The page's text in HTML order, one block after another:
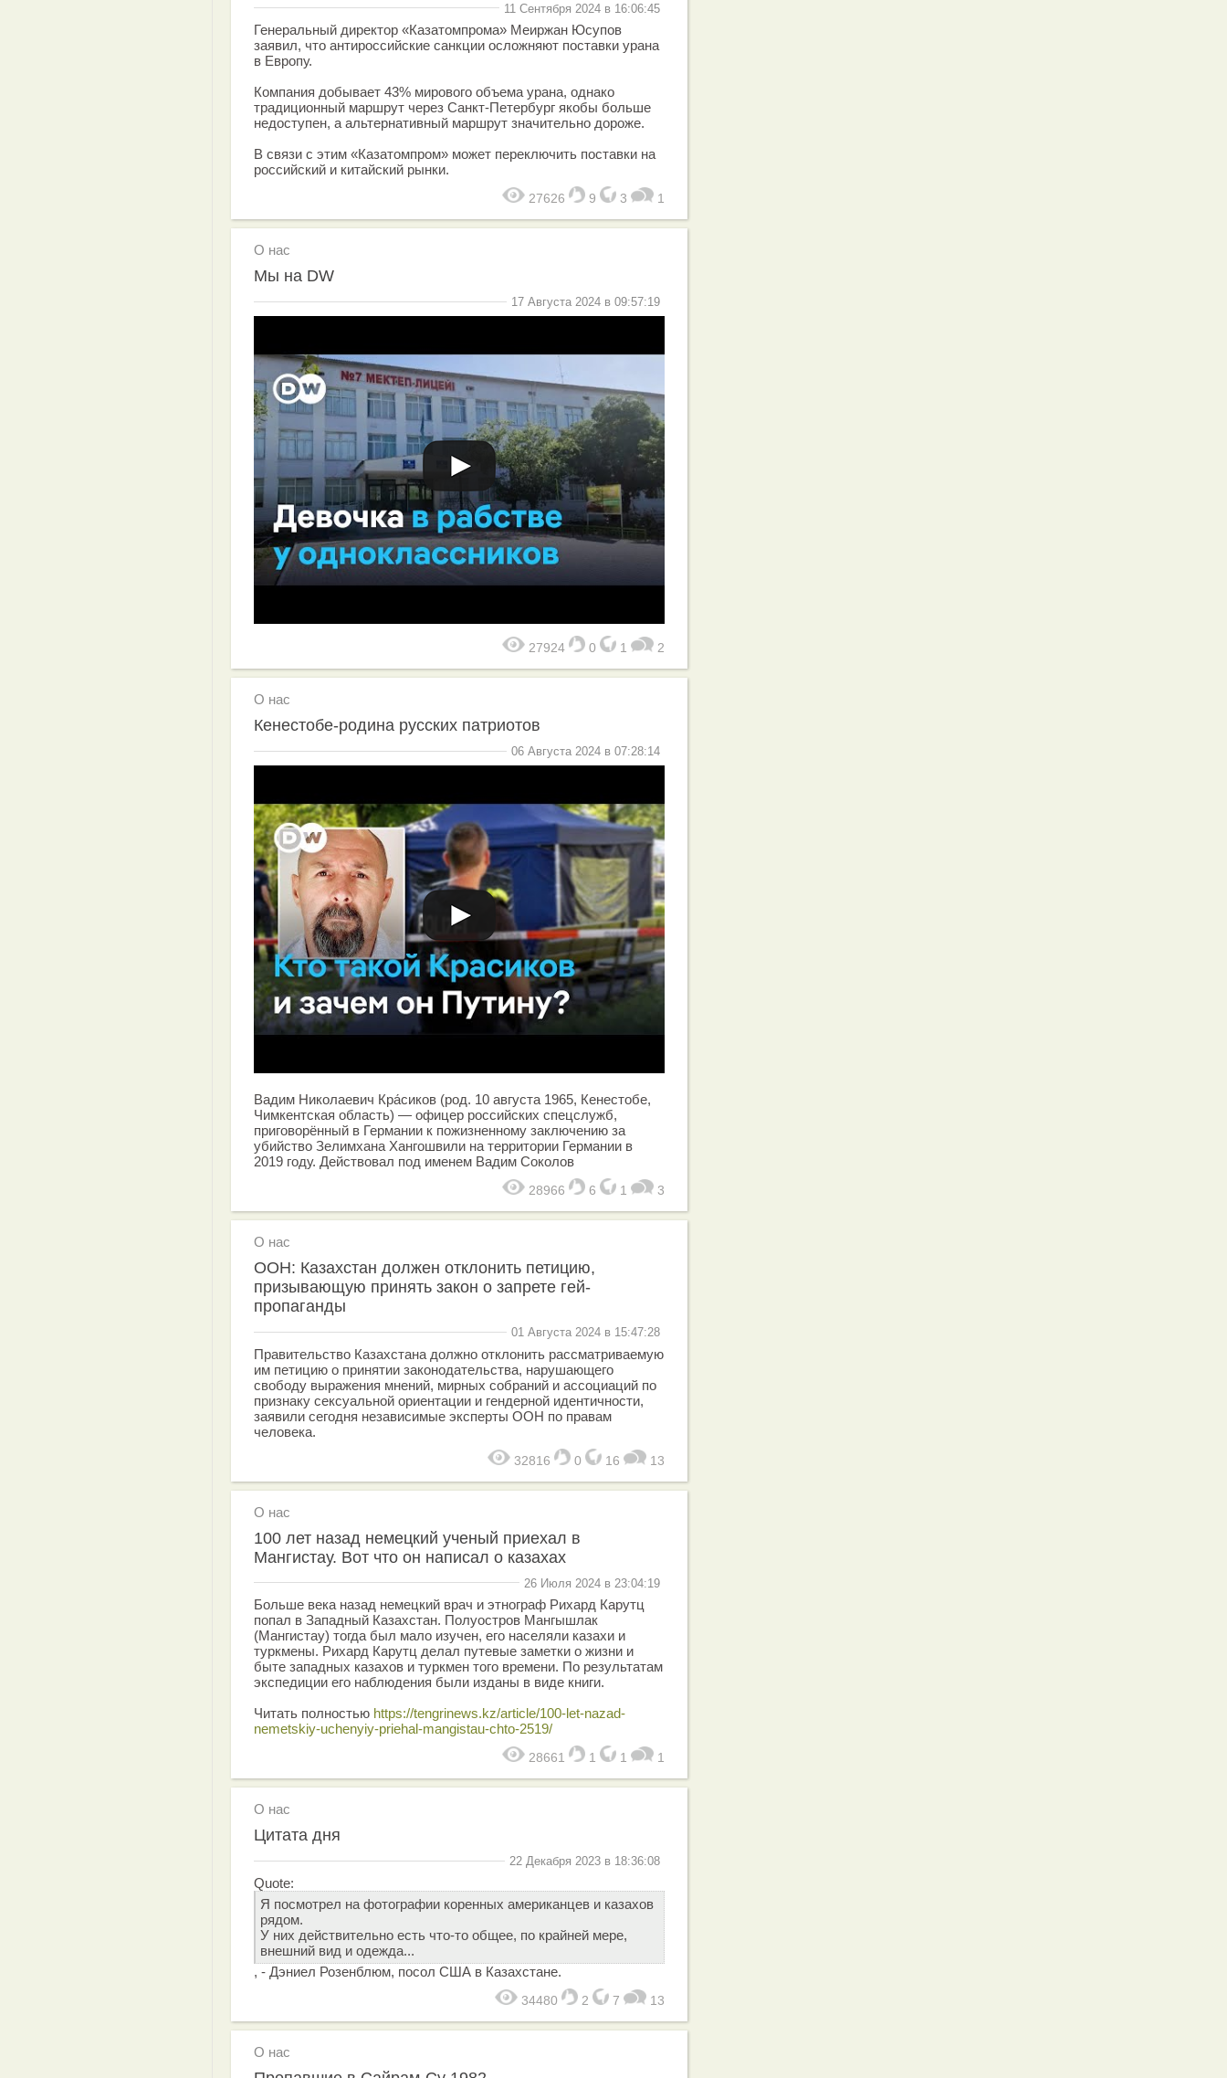
11 Сентября 2024 в 16:06:45
Генеральный директор «Казатомпрома» Меиржан Юсупов
заявил, что антироссийские санкции осложняют поставки урана
в Европу.
Компания добывает 43% мирового объема урана, однако
традиционный маршрут через Санкт-Петербург якобы больше
недоступен, а альтернативный маршрут значительно дороже.
В связи с этим «Казатомпром» может переключить поставки на
российский и китайский рынки.
27626 9 3 1
О нас
Мы на DW
17 Августа 2024 в 09:57:19
27924 0 1 2
О нас
Кенестобе-родина русских патриотов
06 Августа 2024 в 07:28:14
Вадим Николаевич Кра́сиков (род. 10 августа 1965, Кенестобе,
Чимкентская область) — офицер российских спецслужб,
приговорённый в Германии к пожизненному заключению за
убийство Зелимхана Хангошвили на территории Германии в
2019 году. Действовал под именем Вадим Соколов
28966 6 1 3
О нас
ООН: Казахстан должен отклонить петицию,
призывающую принять закон о запрете гей-
пропаганды
01 Августа 2024 в 15:47:28
Правительство Казахстана должно отклонить рассматриваемую
им петицию о принятии законодательства, нарушающего
свободу выражения мнений, мирных собраний и ассоциаций по
признаку сексуальной ориентации и гендерной идентичности,
заявили сегодня независимые эксперты ООН по правам
человека.
32816 0 16 13
О нас
100 лет назад немецкий ученый приехал в
Мангистау. Вот что он написал о казахах
26 Июля 2024 в 23:04:19
Больше века назад немецкий врач и этнограф Рихард Карутц
попал в Западный Казахстан. Полуостров Мангышлак
(Мангистау) тогда был мало изучен, его населяли казахи и
туркмены. Рихард Карутц делал путевые заметки о жизни и
быте западных казахов и туркмен того времени. По результатам
экспедиции его наблюдения были изданы в виде книги.
Читать полностью https://tengrinews.kz/article/100-let-nazad-
nemetskiy-uchenyiy-priehal-mangistau-chto-2519/
28661 1 1 1
О нас
Цитата дня
22 Декабря 2023 в 18:36:08
Quote:
Я посмотрел на фотографии коренных американцев и казахов
рядом.
У них действительно есть что-то общее, по крайней мере,
внешний вид и одежда...
, - Дэниел Розенблюм, посол США в Казахстане.
34480 2 7 13
О нас